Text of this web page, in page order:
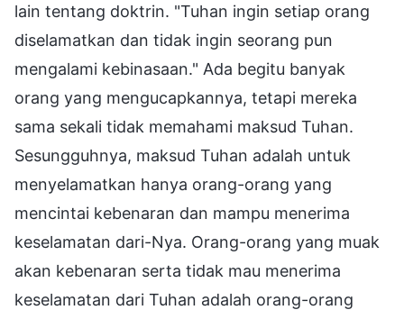
lain tentang doktrin. "Tuhan ingin setiap orang
diselamatkan dan tidak ingin seorang pun
mengalami kebinasaan." Ada begitu banyak
orang yang mengucapkannya, tetapi mereka
sama sekali tidak memahami maksud Tuhan.
Sesungguhnya, maksud Tuhan adalah untuk
menyelamatkan hanya orang-orang yang
mencintai kebenaran dan mampu menerima
keselamatan dari-Nya. Orang-orang yang muak
akan kebenaran serta tidak mau menerima
keselamatan dari Tuhan adalah orang-orang